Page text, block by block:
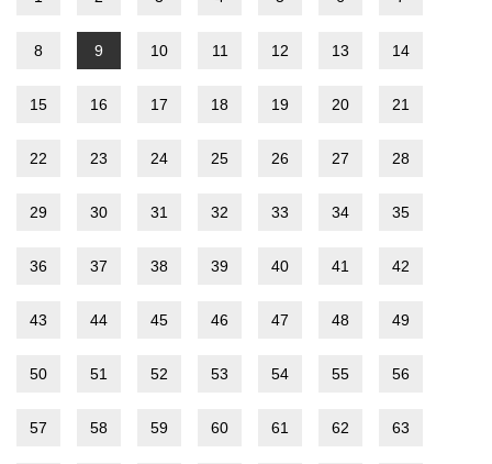
8 9 10 11 12 13 14
15 16 17 18 19 20 21
22 23 24 25 26 27 28
29 30 31 32 33 34 35
36 37 38 39 40 41 42
43 44 45 46 47 48 49
50 51 52 53 54 55 56
57 58 59 60 61 62 63